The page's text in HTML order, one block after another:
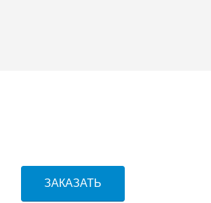
ЗАКАЗАТЬ